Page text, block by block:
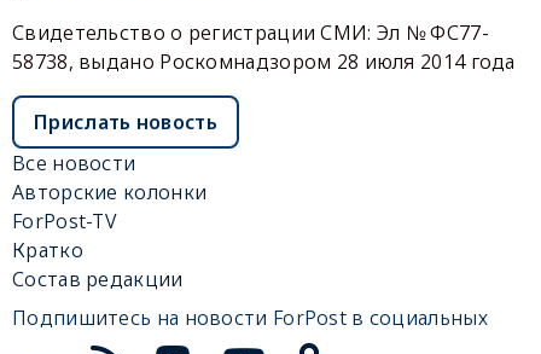
Свидетельство о регистрации СМИ: Эл № ФС77-
58738, выдано Роскомнадзором 28 июля 2014 года
Прислать новость
Все новости
Авторские колонки
ForPost-TV
Кратко
Состав редакции
Подпишитесь на новости ForPost в социальных